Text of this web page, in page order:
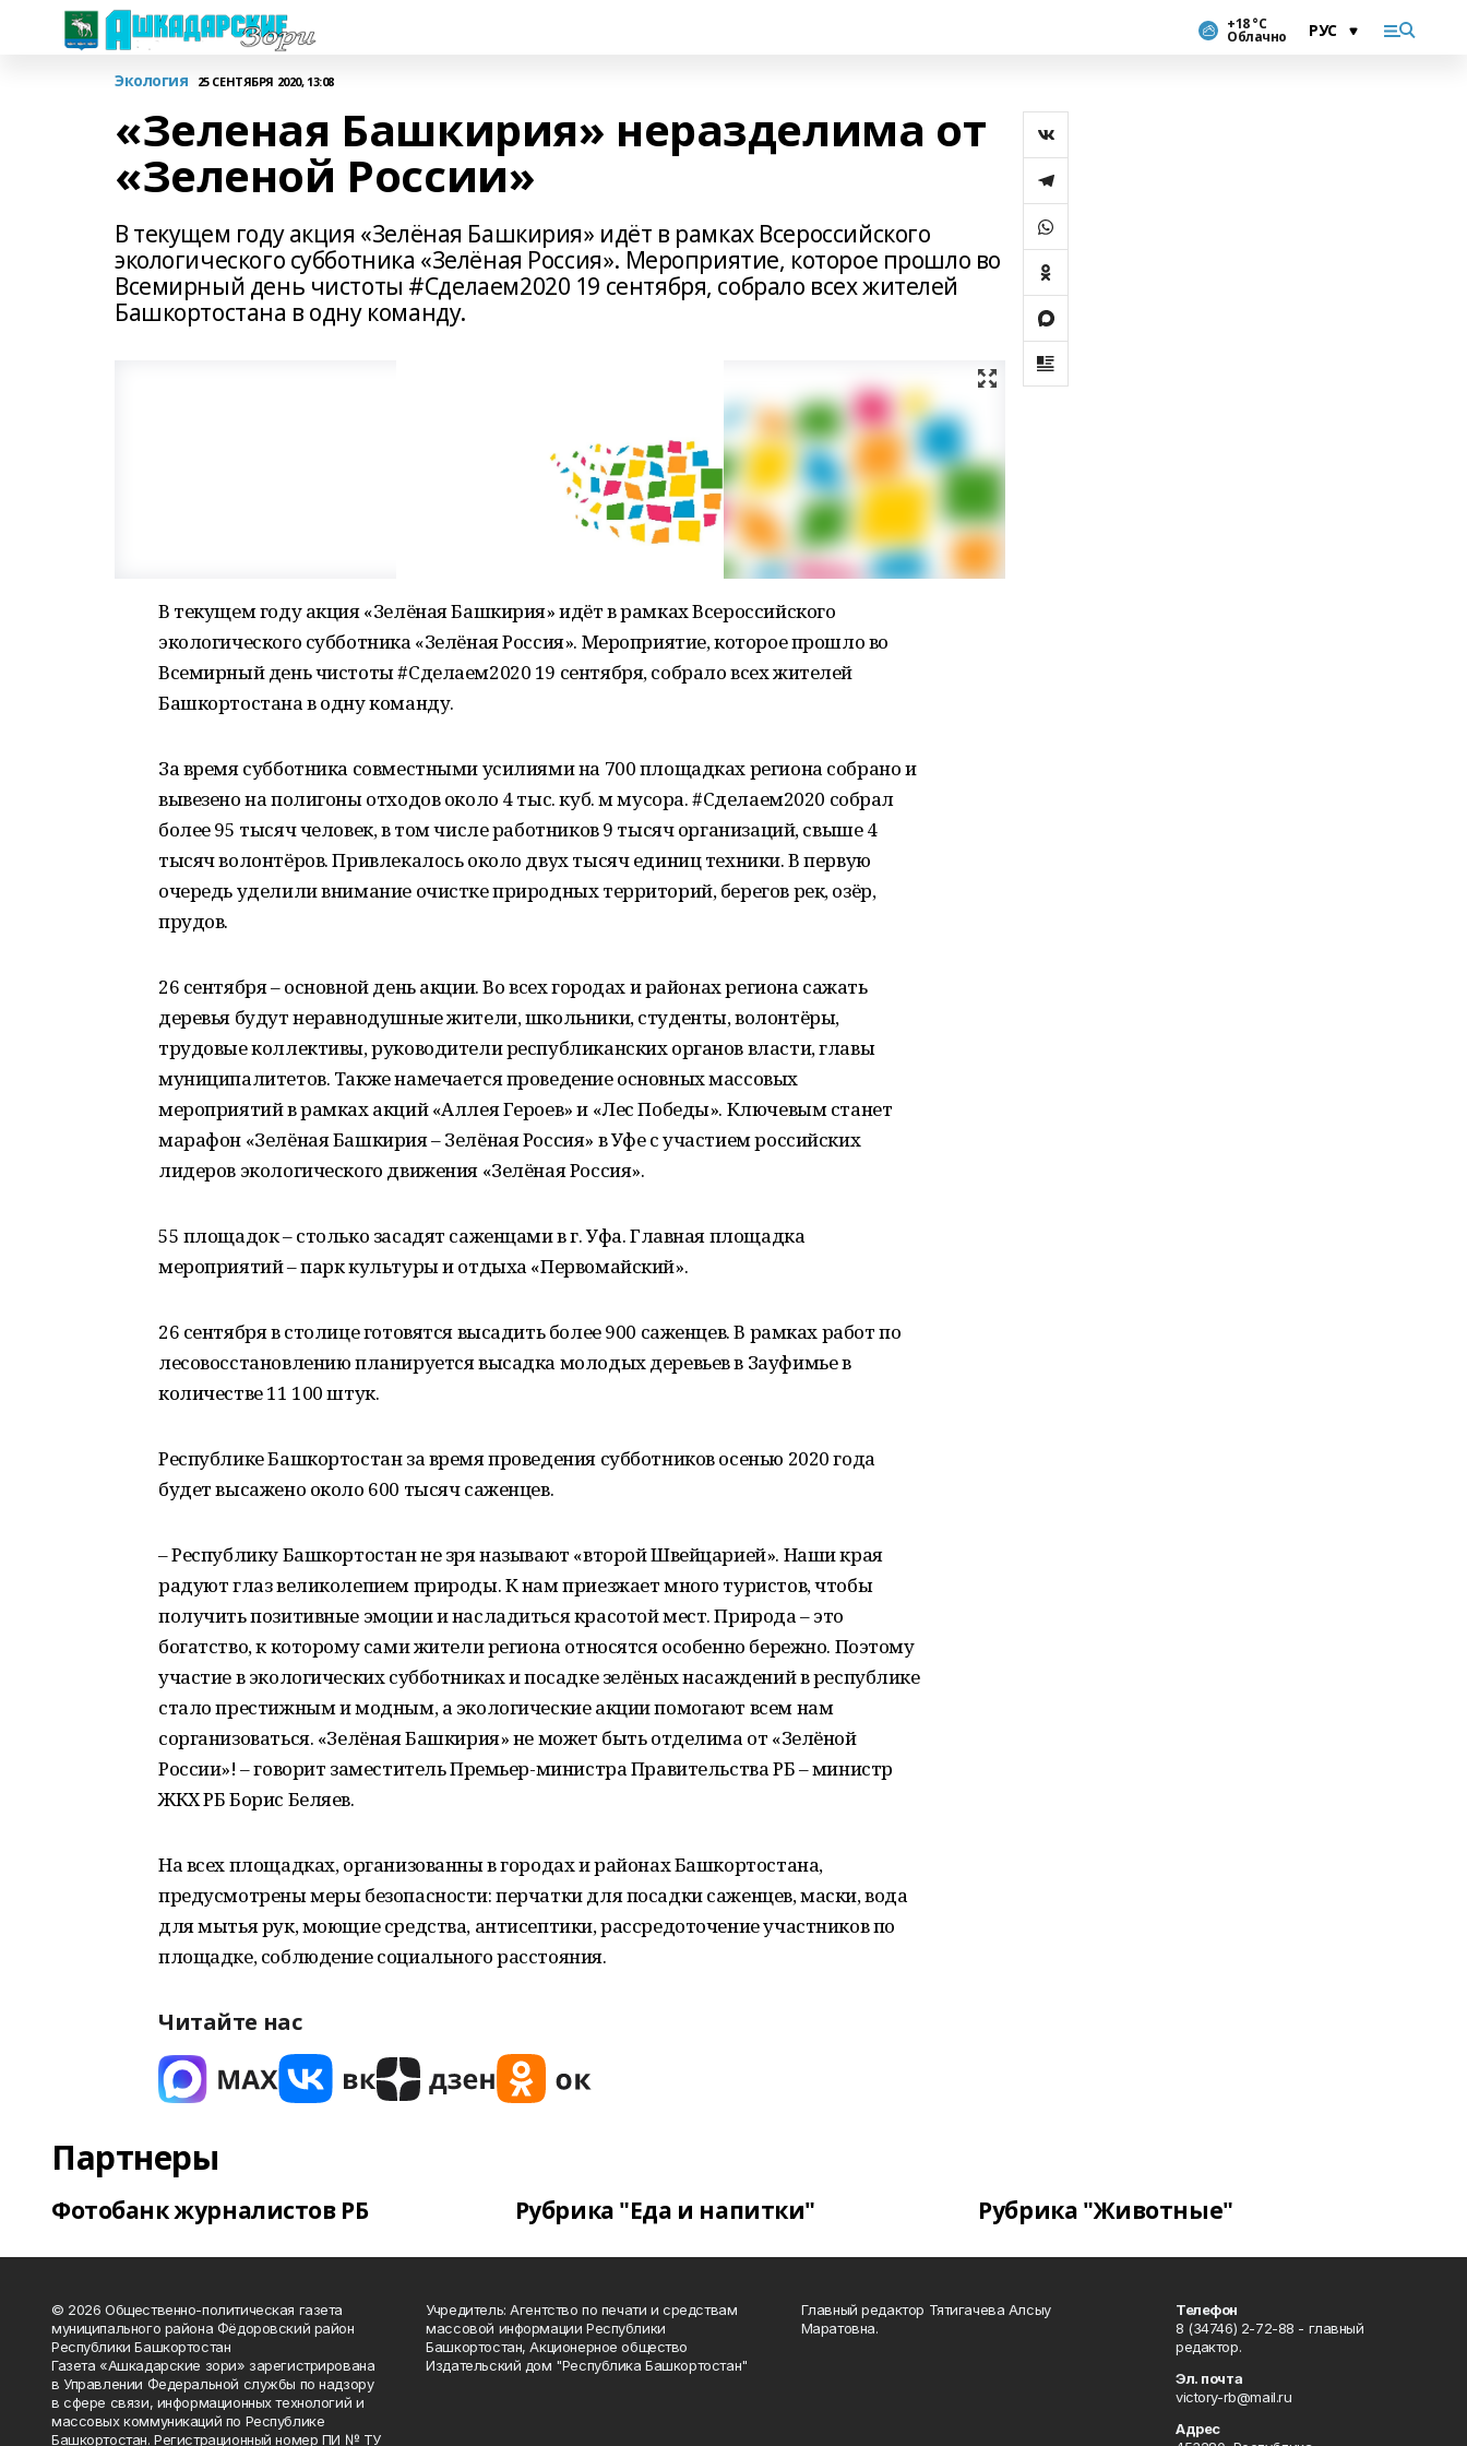
+18 °С
Облачно
Экология 25 СЕНТЯБРЯ 2020, 13:08
«Зеленая Башкирия» неразделима от
«Зеленой России»
В текущем году акция «Зелёная Башкирия» идёт в рамках Всероссийского
экологического субботника «Зелёная Россия». Мероприятие, которое прошло во
Всемирный день чистоты #Сделаем2020 19 сентября, собрало всех жителей
Башкортостана в одну команду.
В текущем году акция «Зелёная Башкирия» идёт в рамках Всероссийского
экологического субботника «Зелёная Россия». Мероприятие, которое прошло во
Всемирный день чистоты #Сделаем2020 19 сентября, собрало всех жителей
Башкортостана в одну команду.
За время субботника совместными усилиями на 700 площадках региона собрано и
вывезено на полигоны отходов около 4 тыс. куб. м мусора. #Сделаем2020 собрал
более 95 тысяч человек, в том числе работников 9 тысяч организаций, свыше 4
тысяч волонтёров. Привлекалось около двух тысяч единиц техники. В первую
очередь уделили внимание очистке природных территорий, берегов рек, озёр,
прудов.
26 сентября – основной день акции. Во всех городах и районах региона сажать
деревья будут неравнодушные жители, школьники, студенты, волонтёры,
трудовые коллективы, руководители республиканских органов власти, главы
муниципалитетов. Также намечается проведение основных массовых
мероприятий в рамках акций «Аллея Героев» и «Лес Победы». Ключевым станет
марафон «Зелёная Башкирия – Зелёная Россия» в Уфе с участием российских
лидеров экологического движения «Зелёная Россия».
55 площадок – столько засадят саженцами в г. Уфа. Главная площадка
мероприятий – парк культуры и отдыха «Первомайский».
26 сентября в столице готовятся высадить более 900 саженцев. В рамках работ по
лесовосстановлению планируется высадка молодых деревьев в Зауфимье в
количестве 11 100 штук.
Республике Башкортостан за время проведения субботников осенью 2020 года
будет высажено около 600 тысяч саженцев.
– Республику Башкортостан не зря называют «второй Швейцарией». Наши края
радуют глаз великолепием природы. К нам приезжает много туристов, чтобы
получить позитивные эмоции и насладиться красотой мест. Природа – это
богатство, к которому сами жители региона относятся особенно бережно. Поэтому
участие в экологических субботниках и посадке зелёных насаждений в республике
стало престижным и модным, а экологические акции помогают всем нам
сорганизоваться. «Зелёная Башкирия» не может быть отделима от «Зелёной
России»! – говорит заместитель Премьер-министра Правительства РБ – министр
ЖКХ РБ Борис Беляев.
На всех площадках, организованны в городах и районах Башкортостана,
предусмотрены меры безопасности: перчатки для посадки саженцев, маски, вода
для мытья рук, моющие средства, антисептики, рассредоточение участников по
площадке, соблюдение социального расстояния.
Читайте нас
Партнеры
Фотобанк журналистов РБ Рубрика "Еда и напитки" Рубрика "Животные"
© 2026 Общественно-политическая газета
муниципального района Фёдоровский район
Республики Башкортостан
Газета «Ашкадарские зори» зарегистрирована
в Управлении Федеральной службы по надзору
в сфере связи, информационных технологий и
массовых коммуникаций по Республике
Башкортостан. Регистрационный номер ПИ № ТУ
Учредитель: Агентство по печати и средствам
массовой информации Республики
Башкортостан, Акционерное общество
Издательский дом "Республика Башкортостан"
Главный редактор Тятигачева Алсыу
Маратовна.
Телефон
8 (34746) 2-72-88 - главный
редактор.
Эл. почта
victory-rb@mail.ru
Адрес